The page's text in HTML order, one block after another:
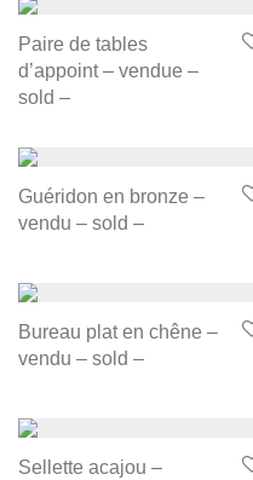
Paire de tables
d’appoint – vendue –
sold –
Guéridon en bronze –
vendu – sold –
Bureau plat en chêne –
vendu – sold –
Sellette acajou –